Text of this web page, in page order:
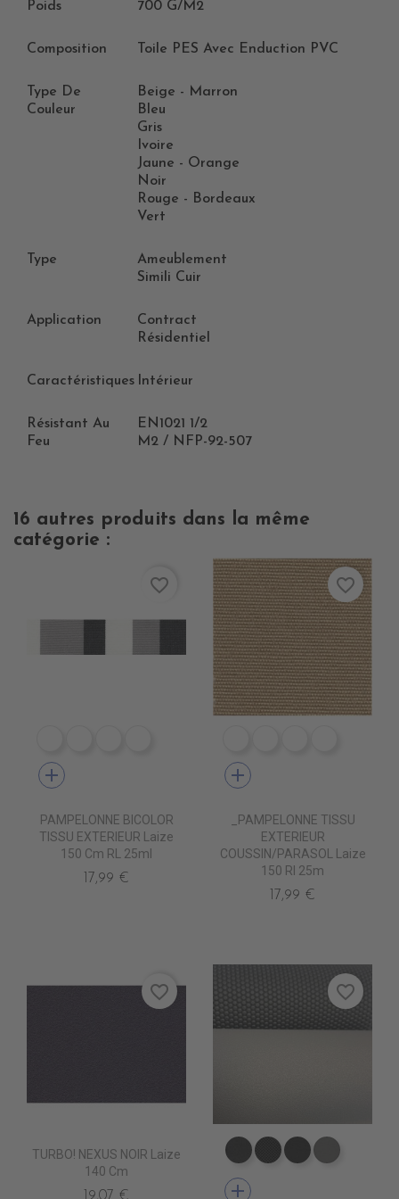
Poids 700 G/m2
Composition Toile PES Avec Enduction PVC
Type De
Couleur
Beige - Marron
Bleu
Gris
Ivoire
Jaune - Orange
Noir
Rouge - Bordeaux
Vert
Type
Ameublement
Simili Cuir
Application
Contract
Résidentiel
Caractéristiques Intérieur
Résistant Au
Feu
EN1021 1/2
M2 / NFP-92-507
16 autres produits dans la même
catégorie :
add
PAMPELONNE BICOLOR
TISSU EXTERIEUR Laize
150 Cm RL 25ml
17,99 €
favorite_border
add
_PAMPELONNE TISSU
EXTERIEUR
COUSSIN/PARASOL Laize
150 Rl 25m
17,99 €
favorite_border
TURBO! NEXUS NOIR Laize
140 Cm
favorite_border
EA0100 NEXUS NOIR
EA0030 ICONE
EA0040EA0120
add
favorite_border